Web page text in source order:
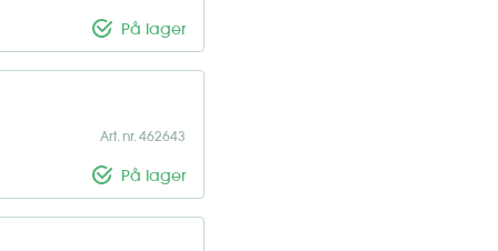
På lager
Art. nr. 462643
På lager